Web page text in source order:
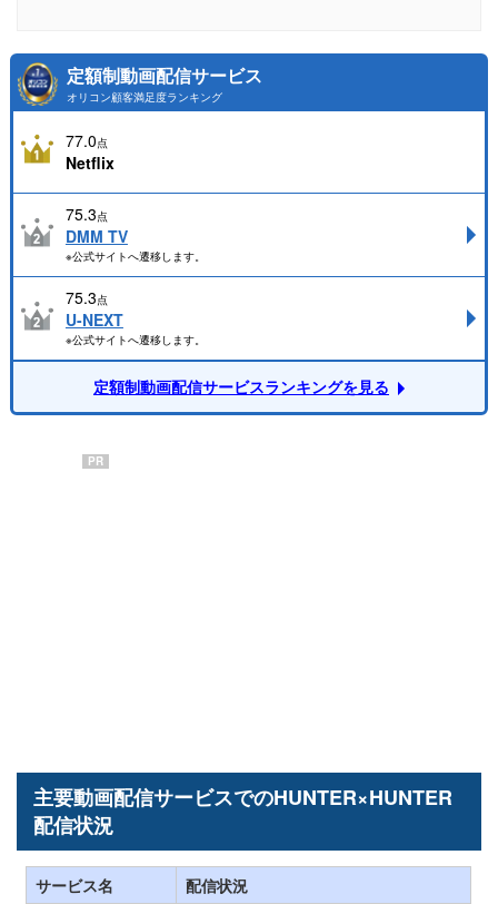
定額制動画配信サービス
オリコン顧客満足度ランキング
77.0点
Netflix
75.3点
DMM TV
※公式サイトへ遷移します。
75.3点
U-NEXT
※公式サイトへ遷移します。
定額制動画配信サービスランキングを見る
PR
主要動画配信サービスでのHUNTER×HUNTER
配信状況
サービス名
配信状況